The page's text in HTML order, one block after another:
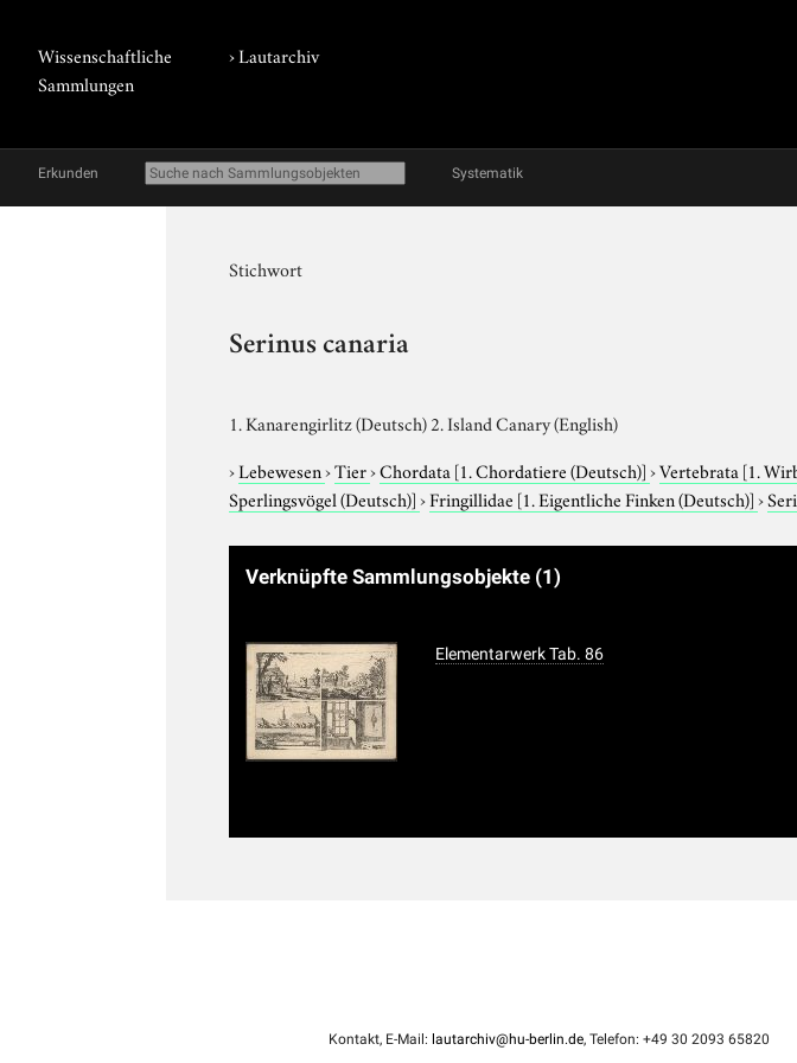
Wissenschaftliche
Sammlungen
›Lautarchiv
Erkunden Systematik
Stichwort
Serinus canaria
1. Kanarengirlitz (Deutsch) 2. Island Canary (English)
›Lebewesen›Tier›Chordata [1. Chordatiere (Deutsch)]›Vertebrata [1.
Sperlingsvögel (Deutsch)]›Fringillidae [1. Eigentliche Finken (Deutsch)]›
Verknüpfte Sammlungsobjekte (1)
Elementarwerk Tab. 86
Kontakt, E-Mail: lautarchiv@hu-berlin.de, Telefon: +49 30 2093 65820